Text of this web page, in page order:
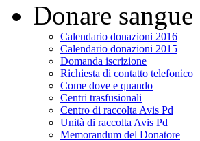
Donare sangue
Calendario donazioni 2016
Calendario donazioni 2015
Domanda iscrizione
Richiesta di contatto telefonico
Come dove e quando
Centri trasfusionali
Centro di raccolta Avis Pd
Unità di raccolta Avis Pd
Memorandum del Donatore